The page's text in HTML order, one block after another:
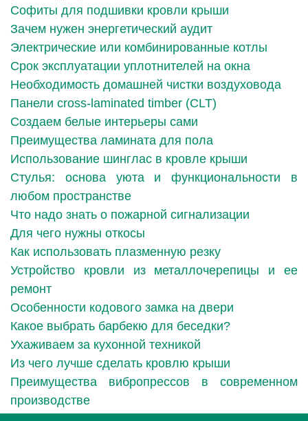
Софиты для подшивки кровли крыши
Зачем нужен энергетический аудит
Электрические или комбинированные котлы
Срок эксплуатации уплотнителей на окна
Необходимость домашней чистки воздуховода
Панели cross-laminated timber (CLT)
Создаем белые интерьеры сами
Преимущества ламината для пола
Использование шинглас в кровле крыши
Стулья: основа уюта и функциональности в
любом пространстве
Что надо знать о пожарной сигнализации
Для чего нужны откосы
Как использовать плазменную резку
Устройство кровли из металлочерепицы и ее
ремонт
Особенности кодового замка на двери
Какое выбрать барбекю для беседки?
Ухаживаем за кухонной техникой
Из чего лучше сделать кровлю крыши
Преимущества вибропрессов в современном
производстве